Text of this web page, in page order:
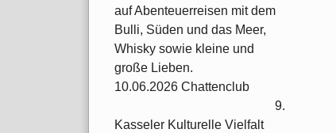
auf Abenteuerreisen mit dem
Bulli, Süden und das Meer,
Whisky sowie kleine und
große Lieben.
10.06.2026 Chattenclub
9.
Kasseler Kulturelle Vielfalt